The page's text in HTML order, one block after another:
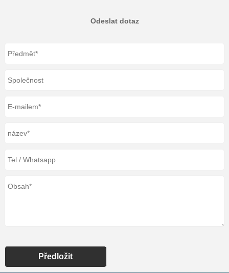
Odeslat dotaz
Předložit